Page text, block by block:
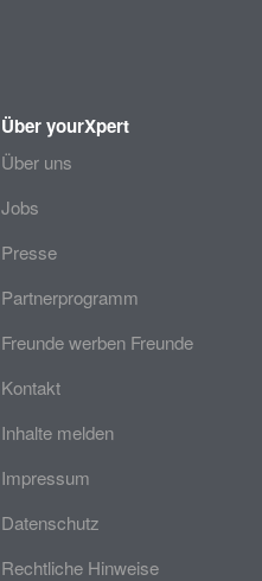
Über yourXpert
Über uns
Jobs
Presse
Partnerprogramm
Freunde werben Freunde
Kontakt
Inhalte melden
Impressum
Datenschutz
Rechtliche Hinweise